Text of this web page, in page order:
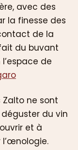
avec des
la finesse des
de la
du buvant
de
Zalto ne sont
du vin
et à